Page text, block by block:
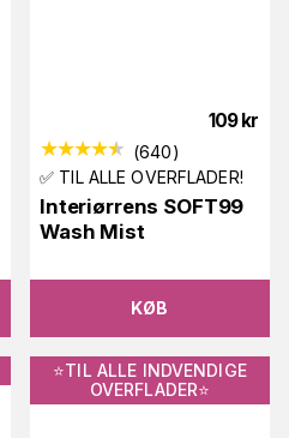
109 kr
(640)
✅ TIL ALLE OVERFLADER!
Interiørrens SOFT99
Wash Mist
KØB
⭐️TIL ALLE INDVENDIGE
OVERFLADER⭐️